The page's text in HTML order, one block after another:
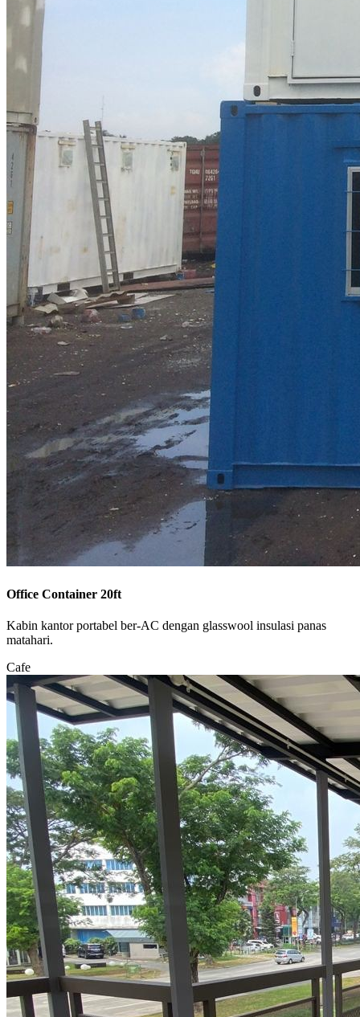
Office Container 20ft
Kabin kantor portabel ber-AC dengan glasswool insulasi panas
matahari.
Cafe